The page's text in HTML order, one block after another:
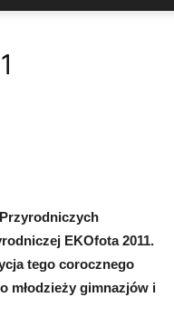
EKOfota 2011.
tego corocznego
młodzieży gimnazjów i